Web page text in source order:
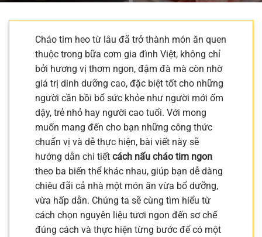
Cháo tim heo từ lâu đã trở thành món ăn quen
thuộc trong bữa cơm gia đình Việt, không chỉ
bởi hương vị thơm ngon, đậm đà mà còn nhờ
giá trị dinh dưỡng cao, đặc biệt tốt cho những
người cần bồi bổ sức khỏe như người mới ốm
dậy, trẻ nhỏ hay người cao tuổi. Với mong
muốn mang đến cho bạn những công thức
chuẩn vị và dễ thực hiện, bài viết này sẽ
hướng dẫn chi tiết cách nấu cháo tim ngon
theo ba biến thể khác nhau, giúp bạn dễ dàng
chiêu đãi cả nhà một món ăn vừa bổ dưỡng,
vừa hấp dẫn. Chúng ta sẽ cùng tìm hiểu từ
cách chọn nguyên liệu tươi ngon đến sơ chế
đúng cách và thực hiện từng bước để có một